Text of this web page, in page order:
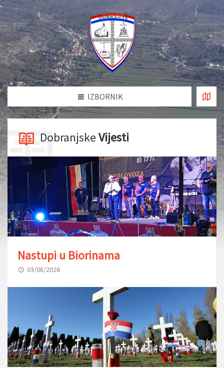
IZBORNIK
DobranjskeVijesti
Nastupi u Biorinama
03/08/2026